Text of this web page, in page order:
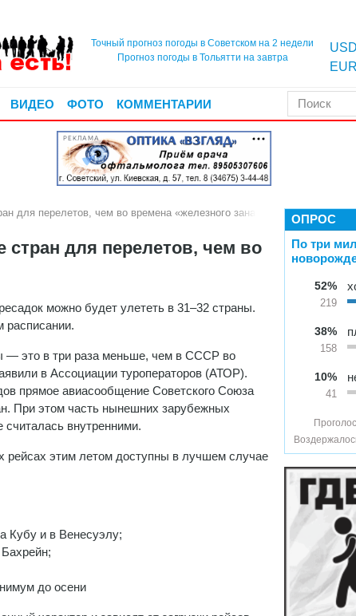
Точный прогноз погоды в Советском на 2 недели
Прогноз погоды в Тольятти на завтра
USD
EUR
ВИДЕО ФОТО КОММЕНТАРИИ
РЕКЛАМА
для перелетов, чем во времена «железного занавеса»
для перелетов, чем во
можно будет улететь в 31–32 страны.
расписании.
— это в три раза меньше, чем в СССР во
в Ассоциации туроператоров (АТОР).
прямое авиасообщение Советского Союза
При этом часть нынешних зарубежных
внутренними.
рейсах этим летом доступны в лучшем случае
Кубу и в Венесуэлу;
до осени
ОПРОС
По три
52%
219
38%
158
10%
41